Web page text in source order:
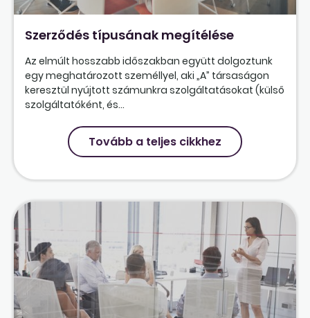
Szerződés típusának megítélése
Az elmúlt hosszabb időszakban együtt dolgoztunk
egy meghatározott személlyel, aki „A” társaságon
keresztül nyújtott számunkra szolgáltatásokat (külső
szolgáltatóként, és...
Tovább a teljes cikkhez